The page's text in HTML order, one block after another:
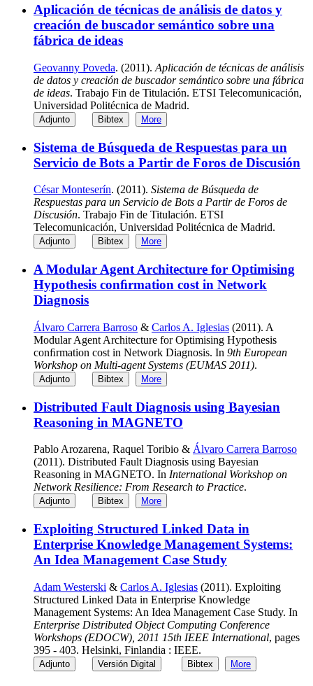
Aplicación de técnicas de análisis de datos y
creación de buscador semántico sobre una
fábrica de ideas
Geovanny Poveda. (2011). Aplicación de técnicas de análisis
de datos y creación de buscador semántico sobre una fábrica
de ideas. Trabajo Fin de Titulación. ETSI Telecomunicación,
Universidad Politécnica de Madrid.
Adjunto Bibtex More
Sistema de Búsqueda de Respuestas para un
Servicio de Bots a Partir de Foros de Discusión
César Monteserín. (2011). Sistema de Búsqueda de
Respuestas para un Servicio de Bots a Partir de Foros de
Discusión. Trabajo Fin de Titulación. ETSI
Telecomunicación, Universidad Politécnica de Madrid.
Adjunto Bibtex More
A Modular Agent Architecture for Optimising
Hypothesis conﬁrmation cost in Network
Diagnosis
Álvaro Carrera Barroso & Carlos A. Iglesias (2011). A
Modular Agent Architecture for Optimising Hypothesis
conﬁrmation cost in Network Diagnosis. In 9th European
Workshop on Multi-agent Systems (EUMAS 2011).
Adjunto Bibtex More
Distributed Fault Diagnosis using Bayesian
Reasoning in MAGNETO
Pablo Arozarena, Raquel Toribio & Álvaro Carrera Barroso
(2011). Distributed Fault Diagnosis using Bayesian
Reasoning in MAGNETO. In International Workshop on
Network Resilience: From Research to Practice.
Adjunto Bibtex More
Exploiting Structured Linked Data in
Enterprise Knowledge Management Systems:
An Idea Management Case Study
Adam Westerski & Carlos A. Iglesias (2011). Exploiting
Structured Linked Data in Enterprise Knowledge
Management Systems: An Idea Management Case Study. In
Enterprise Distributed Object Computing Conference
Workshops (EDOCW), 2011 15th IEEE International, pages
395 - 403. Helsinki, Finlandia : IEEE.
Adjunto Versión Digital Bibtex More